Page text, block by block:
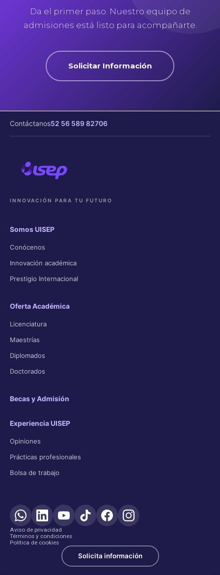
Da el primer paso. Nuestro equipo de
admisiones está listo para acompañarte.
Solicitar Información
Contáctanos52 56 589 82706
INNOVACIÓN PARA TU FUTURO
Somos UISEP
Conócenos
Innovación académica
Prestigio Internacional
Oferta Académica
Licenciatura
Maestrías
Diplomados
Doctorados
Becas y Admisión
Experiencia UISEP
Opiniones
Prácticas profesionales
Bolsa de trabajo
Aviso de privacidad
Términos y condiciones
Política de cookies
Solicita información